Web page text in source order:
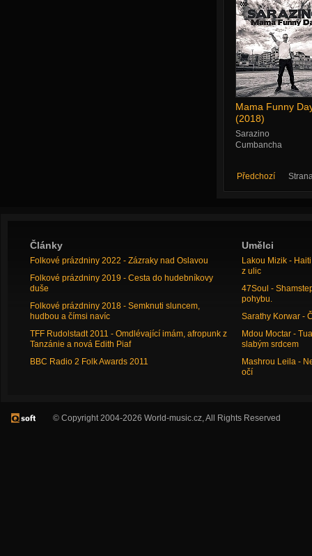
Mama Funny
(2018)
Sarazino
Cumbancha
Předchozí
Články
Folkové prázdniny 2022 - Zázraky nad Oslavou
Folkové prázdniny 2019 - Cesta do hudebníkovy
duše
Folkové prázdniny 2018 - Semknuti sluncem,
hudbou a čímsi navíc
TFF Rudolstadt 2011 - Omdlévající imám, afropunk z
Tanzánie a nová Edith Piaf
BBC Radio 2 Folk Awards 2011
Umělci
Lakou Mizik -
z ulic
47Soul -
pohybu.
Sarathy Korwar -
Mdou Moctar -
slabým srdcem
Mashrou Leila -
očí
© Copyright 2004-2026 World-music.cz, All Rights Reserved